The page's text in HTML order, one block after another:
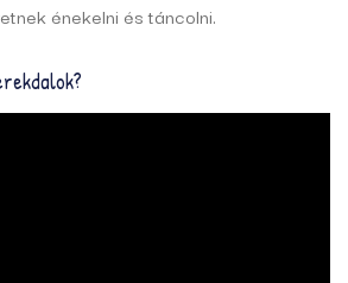
énekelni és táncolni.